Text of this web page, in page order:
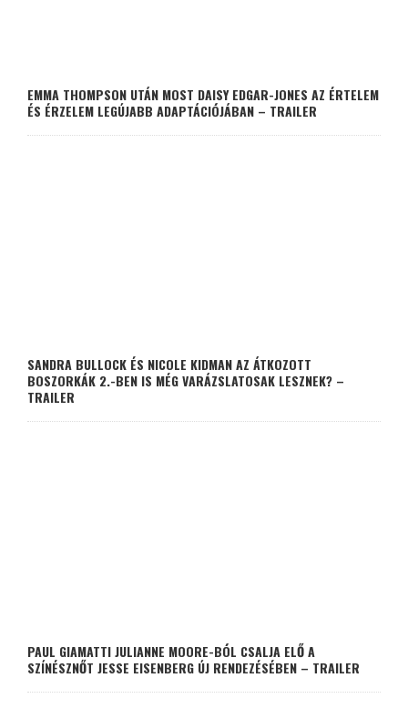
EMMA THOMPSON UTÁN MOST DAISY EDGAR-JONES AZ ÉRTELEM
ÉS ÉRZELEM LEGÚJABB ADAPTÁCIÓJÁBAN – TRAILER
SANDRA BULLOCK ÉS NICOLE KIDMAN AZ ÁTKOZOTT
BOSZORKÁK 2.-BEN IS MÉG VARÁZSLATOSAK LESZNEK? –
TRAILER
PAUL GIAMATTI JULIANNE MOORE-BÓL CSALJA ELŐ A
SZÍNÉSZNŐT JESSE EISENBERG ÚJ RENDEZÉSÉBEN – TRAILER